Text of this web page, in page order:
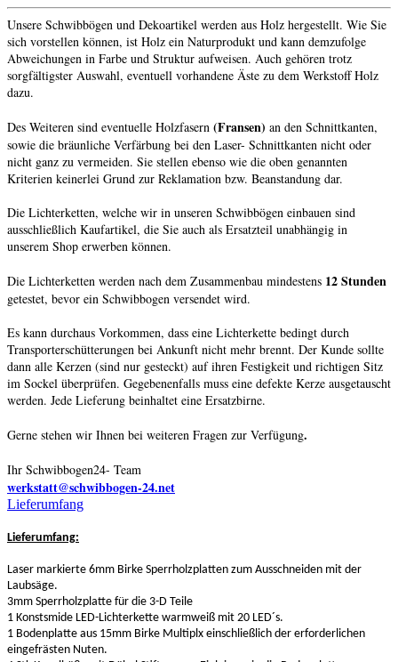
Unsere Schwibbögen und Dekoartikel werden aus Holz hergestellt. Wie Sie
sich vorstellen können, ist Holz ein Naturprodukt und kann demzufolge
Abweichungen in Farbe und Struktur aufweisen. Auch gehören trotz
sorgfältigster Auswahl, eventuell vorhandene Äste zu dem Werkstoff Holz
dazu.
Des Weiteren sind eventuelle Holzfasern (Fransen) an den Schnittkanten,
sowie die bräunliche Verfärbung bei den Laser- Schnittkanten nicht oder
nicht ganz zu vermeiden. Sie stellen ebenso wie die oben genannten
Kriterien keinerlei Grund zur Reklamation bzw. Beanstandung dar.
Die Lichterketten, welche wir in unseren Schwibbögen einbauen sind
ausschließlich Kaufartikel, die Sie auch als Ersatzteil unabhängig in
unserem Shop erwerben können.
Die Lichterketten werden nach dem Zusammenbau mindestens 12 Stunden
getestet, bevor ein Schwibbogen versendet wird.
Es kann durchaus Vorkommen, dass eine Lichterkette bedingt durch
Transporterschütterungen bei Ankunft nicht mehr brennt. Der Kunde sollte
dann alle Kerzen (sind nur gesteckt) auf ihren Festigkeit und richtigen Sitz
im Sockel überprüfen. Gegebenenfalls muss eine defekte Kerze ausgetauscht
werden. Jede Lieferung beinhaltet eine Ersatzbirne.
Gerne stehen wir Ihnen bei weiteren Fragen zur Verfügung.
Ihr Schwibbogen24- Team
werkstatt@schwibbogen-24.net
Lieferumfang
Lieferumfang:
Laser markierte 6mm Birke Sperrholzplatten zum Ausschneiden mit der
Laubsäge.
3mm Sperrholzplatte für die 3-D Teile
1 Konstsmide LED-Lichterkette warmweiß mit 20 LED´s.
1 Bodenplatte aus 15mm Birke Multiplx einschließlich der erforderlichen
eingefrästen Nuten.